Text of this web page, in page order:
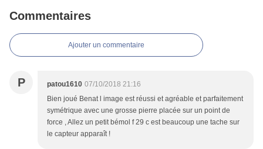
Commentaires
Ajouter un commentaire
P patou1610 07/10/2018 21:16
Bien joué Benat l image est réussi et agréable et parfaitement
symétrique avec une grosse pierre placée sur un point de
force , Allez un petit bémol f 29 c est beaucoup une tache sur
le capteur apparaît !